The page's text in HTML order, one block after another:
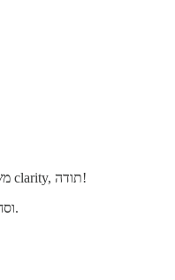
משובח כרגיל. פעם ראשונה שאני שומע על clarity, תודה!
וסחטיין על הסדנה, באמת אחלה של טיימינג.